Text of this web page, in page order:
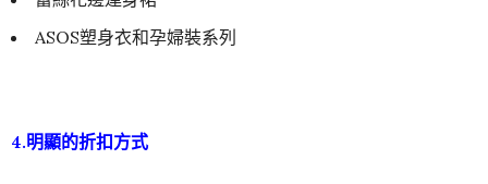
ASOS塑身衣和孕婦裝系列
4.明顯的折扣方式